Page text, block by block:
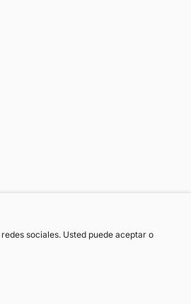
sociales. Usted puede aceptar o